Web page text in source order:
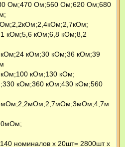
Ом;470 Ом;560 Ом;620 Ом;680
кОм;5,6 кОм;6,8 кОм;8,2
кОм;30 кОм;36 кОм;39
кОм;130 кОм;
кОм;360 кОм;430 кОм;560
номиналов х 20шт= 2800шт х